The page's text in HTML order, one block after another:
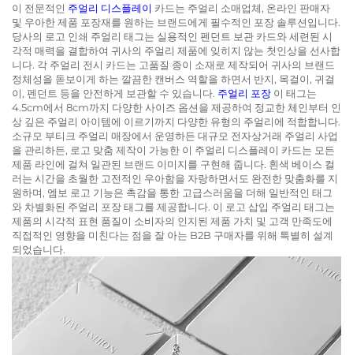
이 전문적인 주얼리 디스플레이 카드는 주얼리 소매업체, 온라인 판매자
및 우아한 제품 포장재를 원하는 브랜드에게 필수적인 포장 솔루션입니다.
당사의 로고 인쇄 주얼리 태그는 실용적인 펜던트 보관 카드와 세련된 시
각적 매력을 결합하여 귀사의 주얼리 제품에 잊히지 않는 첫인상을 선사합
니다. 각 주얼리 전시 카드는 고품질 종이 소재로 제작되어 귀사의 브랜드
정체성을 돋보이게 하는 깔끔한 캔버스 역할을 하면서 반지, 목걸이, 귀걸
이, 펜던트 등을 안전하게 보관할 수 있습니다. 주얼리 포장 이 태그는
4.5cm에서 8cm까지 다양한 사이즈 옵션을 제공하여 정교한 체인부터 인
상 깊은 주얼리 아이템에 이르기까지 다양한 유형의 주얼리에 적합합니다.
소규모 부티크 주얼리 매장에서 운영하든 대규모 전자상거래 주얼리 사업
을 관리하든, 로고 맞춤 제작이 가능한 이 주얼리 디스플레이 카드는 모든
제품 라인에 걸쳐 일관된 브랜드 이미지를 구현해 줍니다. 흰색 베이스 컬
러는 시간을 초월한 고전적인 우아함을 자랑하면서도 완전한 맞춤화를 지
원하며, 엠보 로고 기능은 촉감을 통한 고급스러움을 더해 일반적인 태그
와 차별화된 주얼리 포장 태그를 제공합니다. 이 로고 삽입 주얼리 태그는
제품의 시각적 표현 품질이 소비자의 인지된 제품 가치 및 고객 만족도에
직접적인 영향을 미친다는 점을 잘 아는 B2B 구매자를 위해 특별히 설계
되었습니다.